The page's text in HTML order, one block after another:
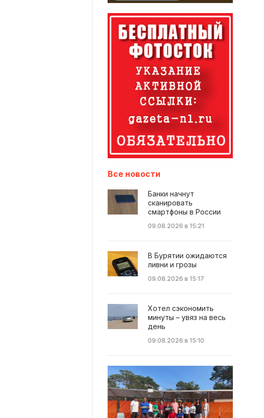
Все новости
Банки начнут
сканировать
смартфоны в России
09.08.2026 в 15:21
В Бурятии ожидаются
ливни и грозы
09.08.2026 в 15:17
Хотел сэкономить
минуты – увяз на весь
день
09.08.2026 в 15:10